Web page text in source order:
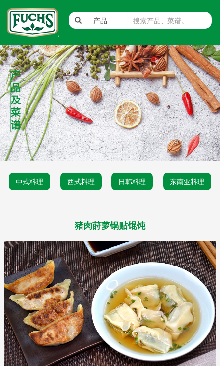
中式料理 西式料理 日韩料理 东南亚料理
猪肉莳萝锅贴馄饨